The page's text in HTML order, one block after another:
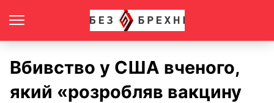
Вбивство у США вченого,
який «розробляв вакцину